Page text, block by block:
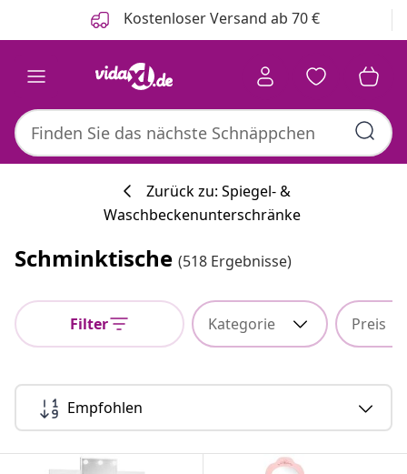
Kostenloser Versand ab 70 €
Zurück zu: Spiegel- &
Waschbeckenunterschränke
Schminktische (518 Ergebnisse)
Filter Kategorie Preis
Empfohlen